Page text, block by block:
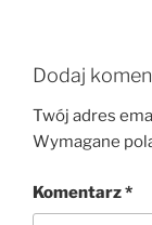
Dodaj
Twój adres
Wymagane
Komentarz*